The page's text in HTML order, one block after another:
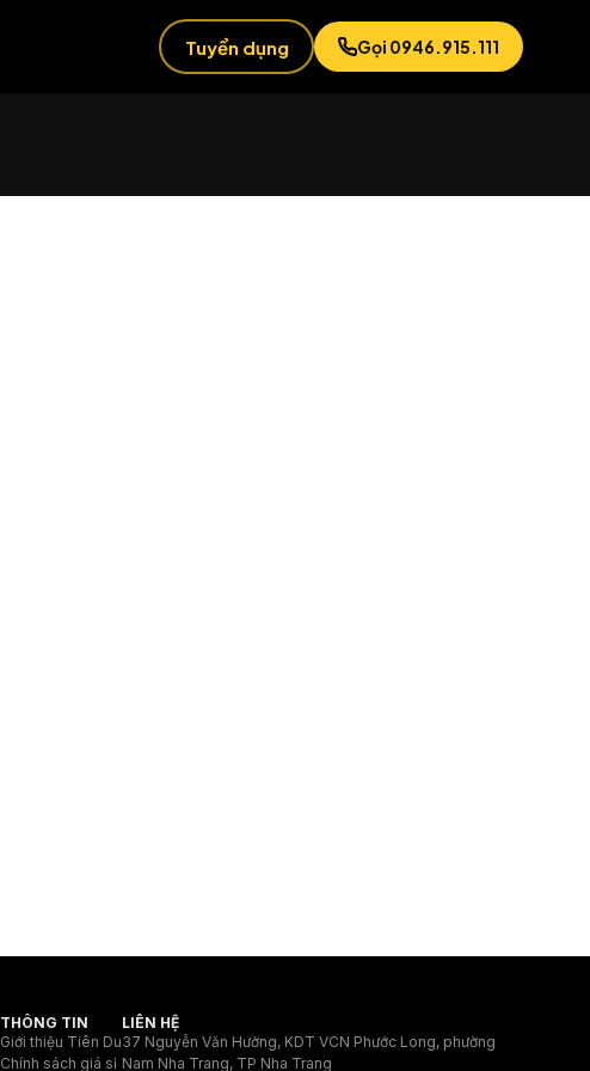
Tuyển dụng Gọi 0946.915.111
THÔNG TIN
Giới thiệu Tiên Du
Chính sách giá sỉ
LIÊN HỆ
37 Nguyễn Văn Hưởng, KDT VCN Phước Long, phường
Nam Nha Trang, TP Nha Trang